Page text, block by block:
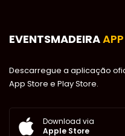
EVENTSMADEIRAAPP
Descarregue a aplicação
App Store e Play Store.
Download via
Apple Store